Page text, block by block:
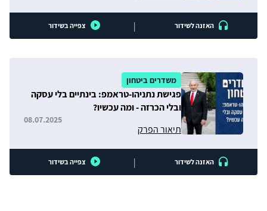
האזנה לשידור | צפייה בשידור
משדרים ביטחון
פגישת נתניהו-טראמפ: בינתיים בלי עסקה
ובלי הכרזה - ומה עכשיו?
תיאור הפרק
08.07.2025
האזנה לשידור | צפייה בשידור